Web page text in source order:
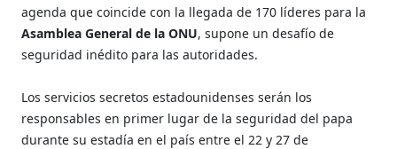
agenda que coincide con la llegada de 170 líderes para la
Asamblea General de la ONU, supone un desafío de
seguridad inédito para las autoridades.
Los servicios secretos estadounidenses serán los
responsables en primer lugar de la seguridad del papa
durante su estadía en el país entre el 22 y 27 de